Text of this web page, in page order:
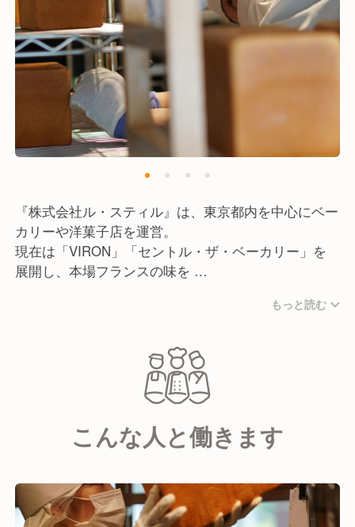
『株式会社ル・スティル』は、東京都内を中心にベー
カリーや洋菓子店を運営。
現在は「VIRON」「セントル・ザ・ベーカリー」を
展開し、本場フランスの味を
スピード感のある展開ではないですが、勤続10年の社
員も在籍するほど、長く働き続けられる会社へ成長し
当社のすべてのお店が「老舗」と呼ばれるよう、フラ
ンス本場のこだわりを極めてまいります。
もっと読む
こんな人と働きます